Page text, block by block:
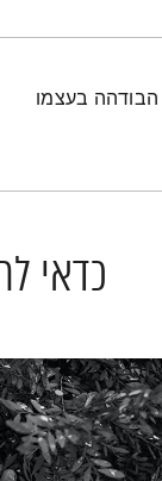
הבודהה בעצמו
כדאי